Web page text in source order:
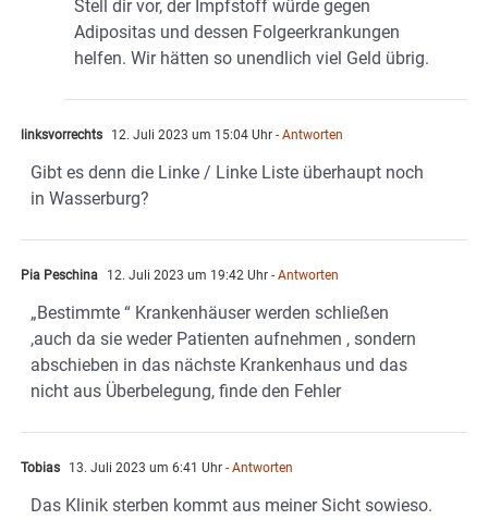
Stell dir vor, der Impfstoff würde gegen
Adipositas und dessen Folgeerkrankungen
helfen. Wir hätten so unendlich viel Geld übrig.
linksvorrechts 12. Juli 2023 um 15:04 Uhr - Antworten
Gibt es denn die Linke / Linke Liste überhaupt noch
in Wasserburg?
Pia Peschina 12. Juli 2023 um 19:42 Uhr - Antworten
„Bestimmte “ Krankenhäuser werden schließen
,auch da sie weder Patienten aufnehmen , sondern
abschieben in das nächste Krankenhaus und das
nicht aus Überbelegung, finde den Fehler
Tobias 13. Juli 2023 um 6:41 Uhr - Antworten
Das Klinik sterben kommt aus meiner Sicht sowieso.